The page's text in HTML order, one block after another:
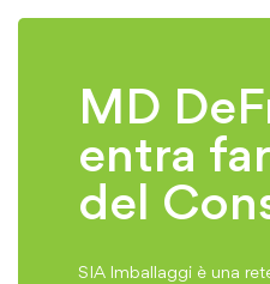
MD
entra
del
SIA Imballaggi è una